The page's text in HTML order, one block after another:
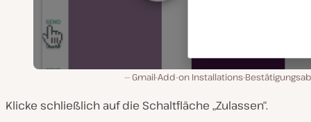
Gmail-Add-on Installations-
Klicke schließlich auf die Schaltfläche „Zulassen“.